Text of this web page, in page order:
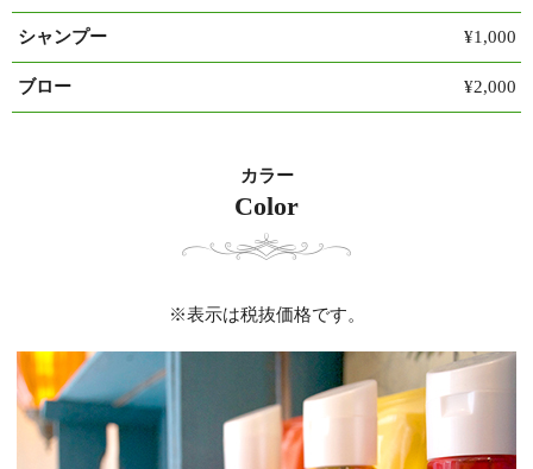
シャンプー ¥1,000
ブロー ¥2,000
カラー
Color
※表示は税抜価格です。